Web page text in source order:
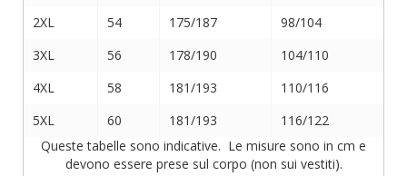
2XL
54 175/187
98/104
3XL
56 178/190
104/110
4XL
58 181/193
110/116
5XL
60 181/193
116/122
Queste tabelle sono indicative. Le misure sono in cm e
devono essere prese sul corpo (non sui vestiti).